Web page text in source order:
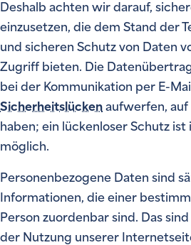
Deshalb achten wir darauf,
einzusetzen, die dem Stand der
und sicheren Schutz von Daten
Zugriff bieten. Die
bei der Kommunikation per E-
Sicherheitslücken aufwerfen, auf
haben; ein lückenloser Schutz
möglich.
Personenbezogene Daten sind
Informationen, die einer
Person zuordenbar sind. Das
der Nutzung unserer